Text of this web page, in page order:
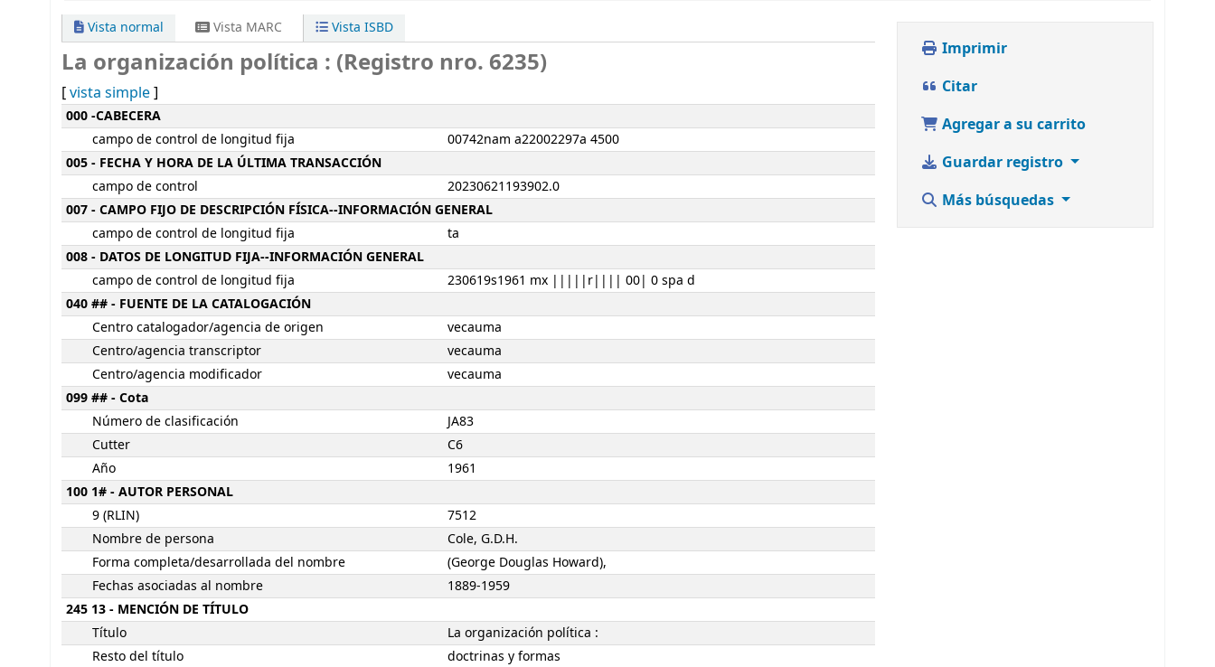
Vista normal Vista MARC Vista ISBD
La organización política : (Registro nro. 6235)
[vista simple]
Detalles MARC
000 -CABECERA
campo de control de longitud fija
00742nam a22002297a 4500
005 - FECHA Y HORA DE LA ÚLTIMA TRANSACCIÓN
campo de control
20230621193902.0
007 - CAMPO FIJO DE DESCRIPCIÓN FÍSICA--INFORMACIÓN GENERAL
campo de control de longitud fija
ta
008 - DATOS DE LONGITUD FIJA--INFORMACIÓN GENERAL
campo de control de longitud fija
230619s1961 mx |||||r|||| 00| 0 spa d
040 ## - FUENTE DE LA CATALOGACIÓN
Centro catalogador/agencia de origen
vecauma
Centro/agencia transcriptor
vecauma
Centro/agencia modificador
vecauma
099 ## - Cota
Número de clasificación
JA83
Cutter
C6
Año
1961
100 1# - AUTOR PERSONAL
9 (RLIN)
7512
Nombre de persona
Cole, G.D.H.
Forma completa/desarrollada del nombre
(George Douglas Howard),
Fechas asociadas al nombre
1889-1959
245 13 - MENCIÓN DE TÍTULO
Título
La organización política :
Resto del título
doctrinas y formas
Imprimir
Citar
Agregar a su carrito
Guardar registro
Más búsquedas